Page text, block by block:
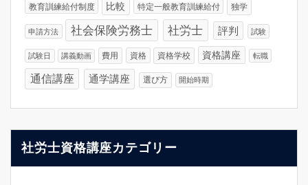
教育訓練給付制度 比較 特定一般教育訓練給付 独学
申請方法 社会保険労務士 社労士 評判 試験
試験日 講義動画 費用 資格 資格学校 資格講座 転職
通信講座 通学講座 選び方 開始時期
社労士資格講座カテゴリー